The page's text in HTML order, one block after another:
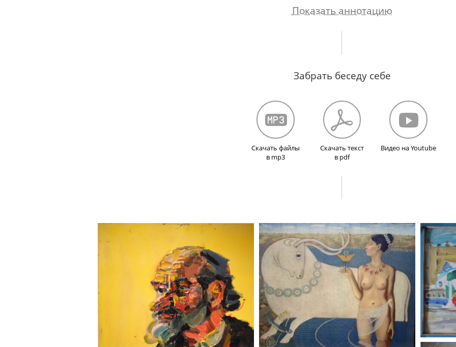
Посещение американской и французской выставок в Сокольниках (1958 и
художников, эмигрирующих за границу.
Истории, связанные с работами из личной коллекции.
Первая выставка личной коллекции в Ленинграде в 1988 г.
Показать аннотацию
Забрать беседу себе
Скачать файлы
в mp3
Скачать текст
в pdf
Видео на Youtube